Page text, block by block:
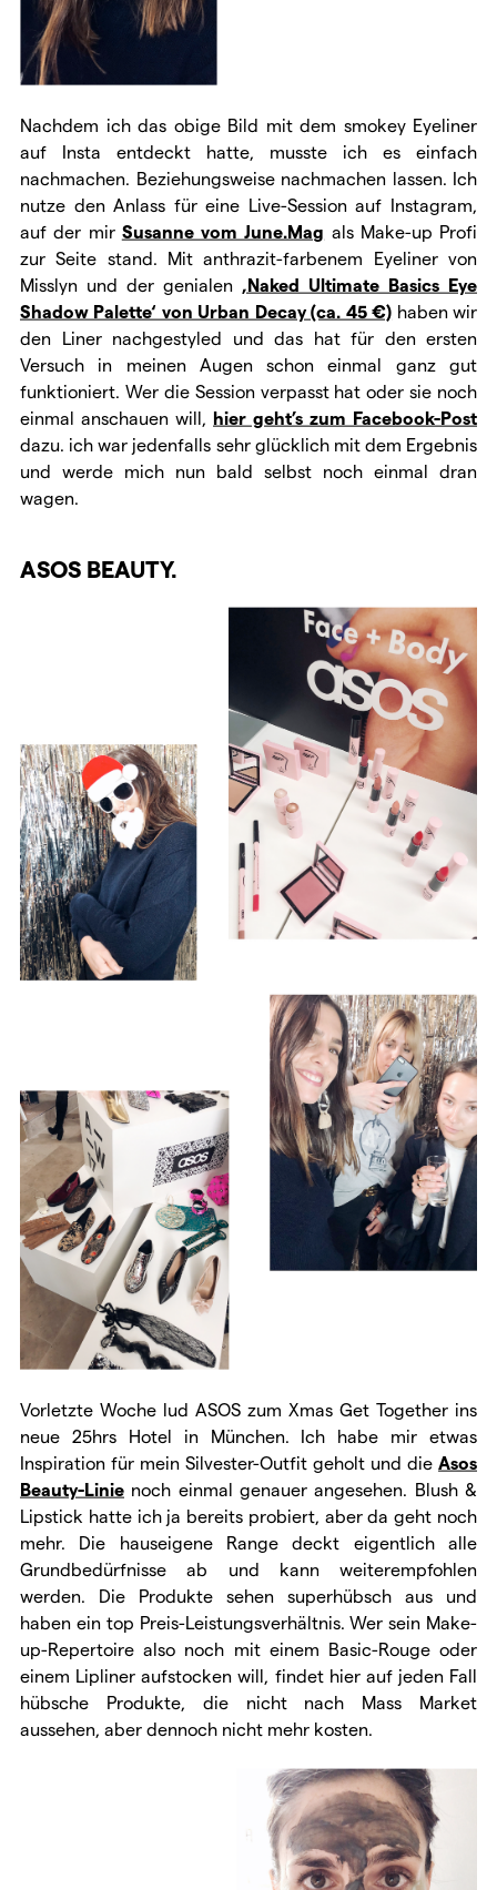
Nachdem ich das obige Bild mit dem smokey Eyeliner
auf Insta entdeckt hatte, musste ich es einfach
nachmachen. Beziehungsweise nachmachen lassen. Ich
nutze den Anlass für eine Live-Session auf Instagram,
auf der mir Susanne vom June.Mag als Make-up Profi
zur Seite stand. Mit anthrazit-farbenem Eyeliner von
Misslyn und der genialen ‚Naked Ultimate Basics Eye
Shadow Palette‘ von Urban Decay (ca. 45 €) haben wir
den Liner nachgestyled und das hat für den ersten
Versuch in meinen Augen schon einmal ganz gut
funktioniert. Wer die Session verpasst hat oder sie noch
einmal anschauen will, hier geht’s zum Facebook-Post
dazu. ich war jedenfalls sehr glücklich mit dem Ergebnis
und werde mich nun bald selbst noch einmal dran
wagen.
ASOS BEAUTY.
Vorletzte Woche lud ASOS zum Xmas Get Together ins
neue 25hrs Hotel in München. Ich habe mir etwas
Inspiration für mein Silvester-Outfit geholt und die Asos
Beauty-Linie noch einmal genauer angesehen. Blush &
Lipstick hatte ich ja bereits probiert, aber da geht noch
mehr. Die hauseigene Range deckt eigentlich alle
Grundbedürfnisse ab und kann weiterempfohlen
werden. Die Produkte sehen superhübsch aus und
haben ein top Preis-Leistungsverhältnis. Wer sein Make-
up-Repertoire also noch mit einem Basic-Rouge oder
einem Lipliner aufstocken will, findet hier auf jeden Fall
hübsche Produkte, die nicht nach Mass Market
aussehen, aber dennoch nicht mehr kosten.